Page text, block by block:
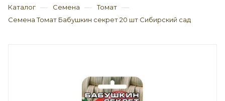
Каталог — Семена — Томат —
Семена Томат Бабушкин секрет 20 шт Сибирский сад